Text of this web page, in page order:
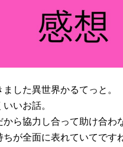
した異世界かるてっと。
いお話。
から協力し合って助け合わ
が全面に表れていてです